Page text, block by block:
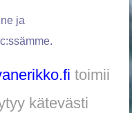
ja
toimii
kätevästi